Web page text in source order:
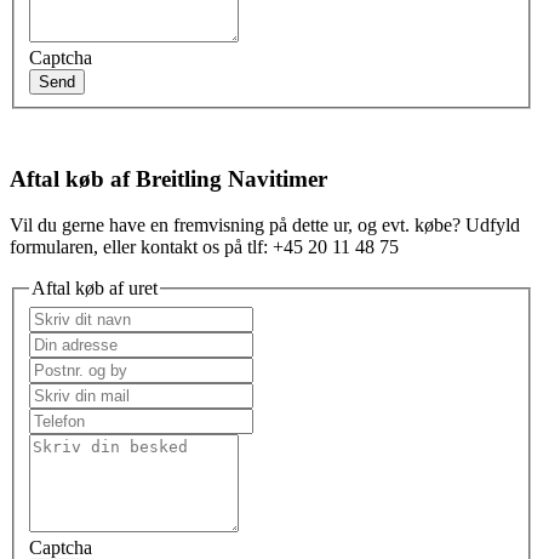
Captcha
Send
Aftal køb af Breitling Navitimer
Vil du gerne have en fremvisning på dette ur, og evt. købe? Udfyld
formularen, eller kontakt os på tlf: +45 20 11 48 75
Aftal køb af uret
Captcha